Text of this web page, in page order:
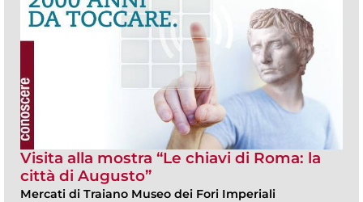
Visita alla mostra “Le chiavi di Roma: la
città di Augusto”
Mercati di Traiano Museo dei Fori Imperiali